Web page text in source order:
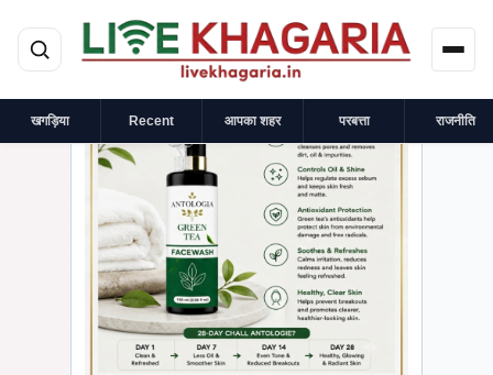
मुख्य सामग्री पर जाएं
खगड़िया Recent आपका शहर परबत्ता राजनीति
×
प्रायोजित